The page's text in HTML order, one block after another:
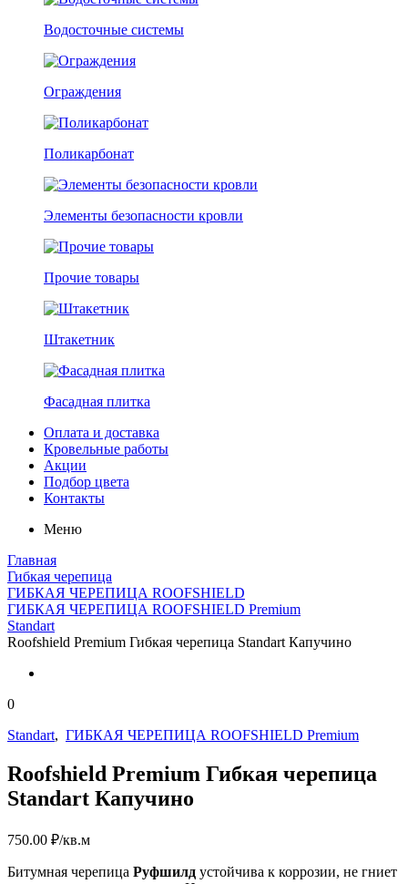
Водосточные системы
Ограждения
Поликарбонат
Элементы безопасности кровли
Прочие товары
Штакетник
Фасадная плитка
Оплата и доставка
Кровельные работы
Акции
Подбор цвета
Контакты
Меню
Главная
Гибкая черепица
ГИБКАЯ ЧЕРЕПИЦА ROOFSHIELD
ГИБКАЯ ЧЕРЕПИЦА ROOFSHIELD Premium
Standart
Roofshield Premium Гибкая черепица Standart Капучино
0
Standart, ГИБКАЯ ЧЕРЕПИЦА ROOFSHIELD Premium
Roofshield Premium Гибкая черепица
Standart Капучино
750.00 ₽/кв.м
Битумная черепица Руфшилд устойчива к коррозии, не гниет